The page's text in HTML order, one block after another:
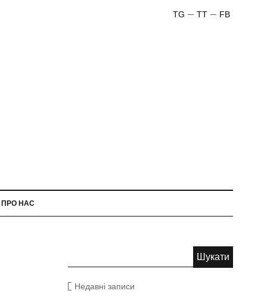
FB
TT
TG
ПРО НАС
Недавні записи